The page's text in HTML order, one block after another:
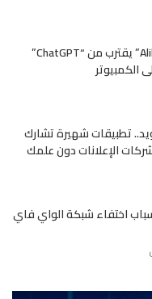
نموذج جديد من “Alibaba” يقترب من “ChatGPT”
الكمبيوتر
تطبيقات شهيرة تشارك
الإعلانات دون علمك
اختفاء شبكة الواي فاي